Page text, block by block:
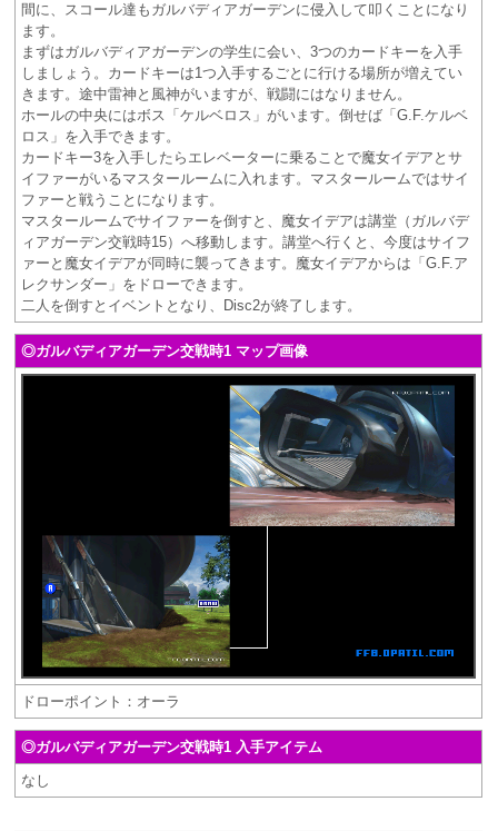
間に、スコール達もガルバディアガーデンに侵入して叩くことになり
ます。
まずはガルバディアガーデンの学生に会い、3つのカードキーを入手
しましょう。カードキーは1つ入手するごとに行ける場所が増えてい
きます。途中雷神と風神がいますが、戦闘にはなりません。
ホールの中央にはボス「ケルベロス」がいます。倒せば「G.F.ケルベ
ロス」を入手できます。
カードキー3を入手したらエレベーターに乗ることで魔女イデアとサ
イファーがいるマスタールームに入れます。マスタールームではサイ
ファーと戦うことになります。
マスタールームでサイファーを倒すと、魔女イデアは講堂（ガルバデ
ィアガーデン交戦時15）へ移動します。講堂へ行くと、今度はサイフ
ァーと魔女イデアが同時に襲ってきます。魔女イデアからは「G.F.ア
レクサンダー」をドローできます。
二人を倒すとイベントとなり、Disc2が終了します。
◎ガルバディアガーデン交戦時1 マップ画像
ドローポイント：オーラ
◎ガルバディアガーデン交戦時1 入手アイテム
なし